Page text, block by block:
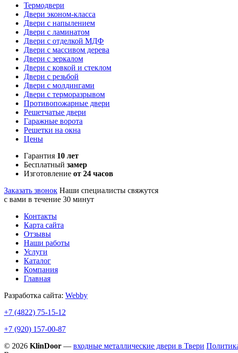
Термодвери
Двери эконом-класса
Двери с напылением
Двери с ламинатом
Двери с отделкой МДФ
Двери с массивом дерева
Двери с зеркалом
Двери с ковкой и стеклом
Двери с резьбой
Двери с молдингами
Двери с терморазрывом
Противопожарные двери
Решетчатые двери
Гаражные ворота
Решетки на окна
Цены
Гарантия 10 лет
Бесплатный замер
Изготовление от 24 часов
Заказать звонок Наши специалисты свяжутся
с вами в течение 30 минут
Контакты
Карта сайта
Отзывы
Наши работы
Услуги
Каталог
Компания
Главная
Разработка сайта: Webby
+7 (4822) 75-15-12
+7 (920) 157-00-87
© 2026 KlinDoor — входные металлические двери в Твери